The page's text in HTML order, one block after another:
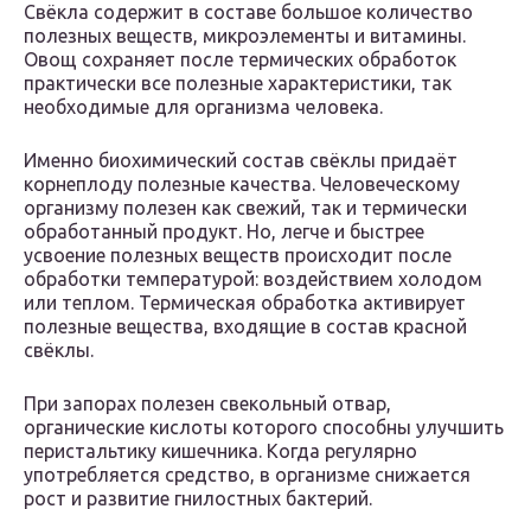
Свёкла содержит в составе большое количество
полезных веществ, микроэлементы и витамины.
Овощ сохраняет после термических обработок
практически все полезные характеристики, так
необходимые для организма человека.
Именно биохимический состав свёклы придаёт
корнеплоду полезные качества. Человеческому
организму полезен как свежий, так и термически
обработанный продукт. Но, легче и быстрее
усвоение полезных веществ происходит после
обработки температурой: воздействием холодом
или теплом. Термическая обработка активирует
полезные вещества, входящие в состав красной
свёклы.
При запорах полезен свекольный отвар,
органические кислоты которого способны улучшить
перистальтику кишечника. Когда регулярно
употребляется средство, в организме снижается
рост и развитие гнилостных бактерий.